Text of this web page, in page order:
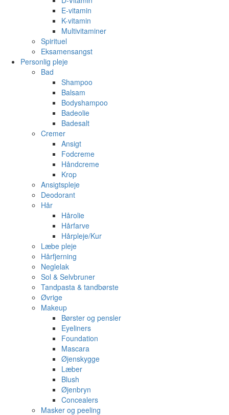
E-vitamin
K-vitamin
Multivitaminer
Spirituel
Eksamensangst
Personlig pleje
Bad
Shampoo
Balsam
Bodyshampoo
Badeolie
Badesalt
Cremer
Ansigt
Fodcreme
Håndcreme
Krop
Ansigtspleje
Deodorant
Hår
Hårolie
Hårfarve
Hårpleje/Kur
Læbe pleje
Hårfjerning
Neglelak
Sol & Selvbruner
Tandpasta & tandbørste
Øvrige
Makeup
Børster og pensler
Eyeliners
Foundation
Mascara
Øjenskygge
Læber
Blush
Øjenbryn
Concealers
Masker og peeling